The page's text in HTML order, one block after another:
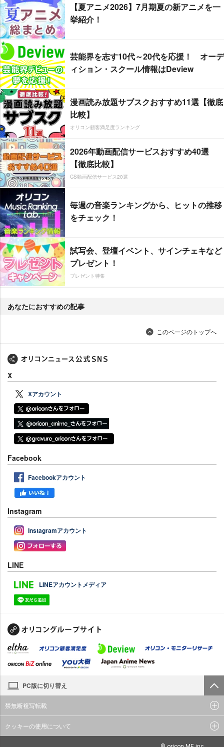
【夏アニメ2026】7月期夏の新アニメを一
挙紹介！
芸能界を志す10代～20代を応援！ オーデ
ィション・スクール情報はDeview
漫画読み放題サブスクおすすめ11選【徹底
比較】
オリコン顧客満足度ランキング
2026年動画配信サービスおすすめ40選
【徹底比較】
CS動画配信サービス20選
毎週の音楽ランキングから、ヒットの推移
をチェック！
試写会、登壇イベント、サインチェキなど
プレゼント！
プレゼント特集
あなたにおすすめの記事
このページのトップへ
X
Xアカウント
Facebook
Facebookアカウント
Instagram
Instagramアカウント
LINE
LINEアカウントメディア
PC版に切り替え
禁無断複写転載
クッキーの使用について